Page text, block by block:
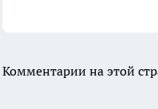
Комментарии на этой